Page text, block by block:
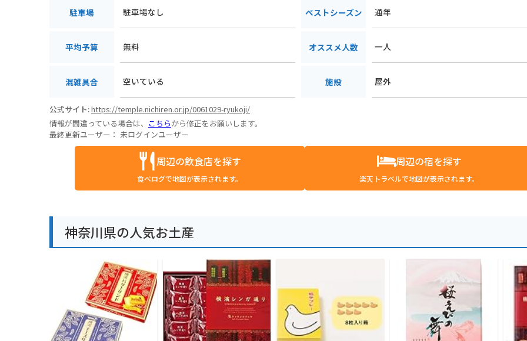
駐車場 駐車場なし ベストシーズン 通年
平均予算 無料 オススメ人数 一人
混雑具合 空いている 施設 屋外
公式サイト:https://temple.nichiren.or.jp/0061029-ryukoji/
情報が間違っている場合は、 こちらから修正をお願いします。
最終更新ユーザー： 未ログインユーザー
周辺の飲食店を探す
食べログで地図が表示されます。
周辺の宿を探す
楽天トラベルで地図が表示されます。
神奈川県の人気お土産